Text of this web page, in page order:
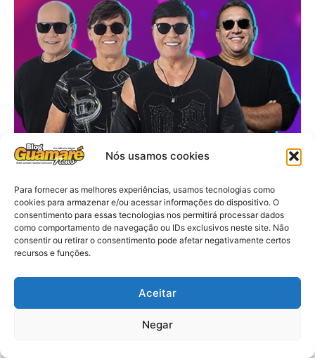
Nós usamos cookies
Para fornecer as melhores experiências, usamos tecnologias como
cookies para armazenar e/ou acessar informações do dispositivo. O
consentimento para essas tecnologias nos permitirá processar dados
como comportamento de navegação ou IDs exclusivos neste site. Não
consentir ou retirar o consentimento pode afetar negativamente certos
recursos e funções.
Aceitar
Negar